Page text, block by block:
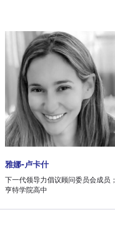
雅娜-卢卡什
雅娜-卢卡什
下一代领导力倡议顾问委员会成员；
亨特学院高中